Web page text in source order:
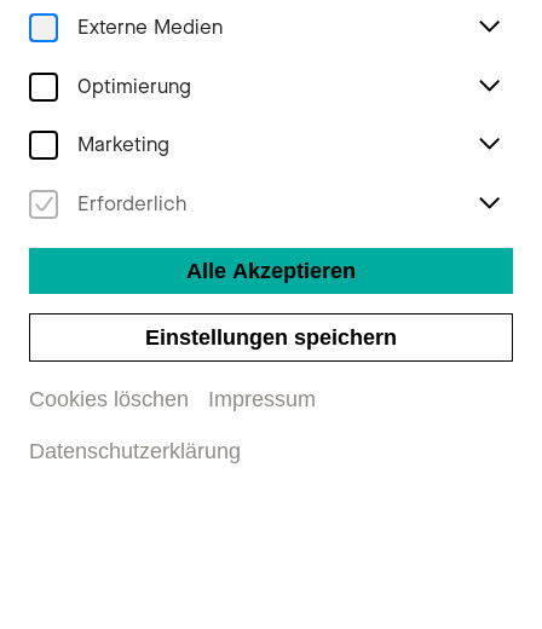
Externe Medien
Optimierung
Marketing
Erforderlich
Alle Akzeptieren
Einstellungen speichern
Cookies löschen Impressum
Datenschutzerklärung